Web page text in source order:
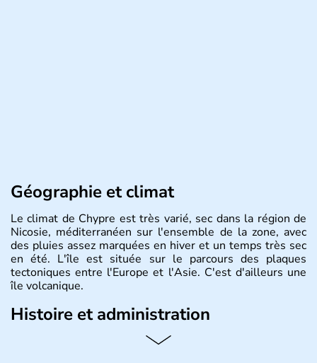
Géographie et climat
Le climat de Chypre est très varié, sec dans la région de
Nicosie, méditerranéen sur l'ensemble de la zone, avec
des pluies assez marquées en hiver et un temps très sec
en été. L'île est située sur le parcours des plaques
tectoniques entre l'Europe et l'Asie. C'est d'ailleurs une
île volcanique.
Histoire et administration
Chypre est une île située dans le bassin Levantin, à l'est